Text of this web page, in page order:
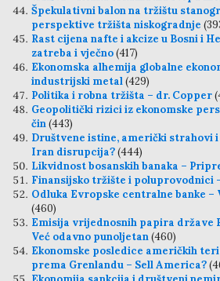
Špekulativni balon na tržištu
perspektive tržišta niskogradnje
Rast cijena nafte i akcize u Bosni i
zatreba i vječno(417)
Ekonomska alhemija globalne
industrijski metal(429)
Politika i robna tržišta – dr. Copper
Geopolitički rizici iz ekonomske
čin(443)
Društvene istine, američki strahovi
Iran disrupcija?(444)
Likvidnost bosanskih banaka –
Finansijsko tržište i poluprovodnici
Odluka Evropske centralne banke
(460)
Emisija vrijednosnih papira države
Već odavno punoljetan(460)
Ekonomske posledice američkih
prema Grenlandu – Sell America?